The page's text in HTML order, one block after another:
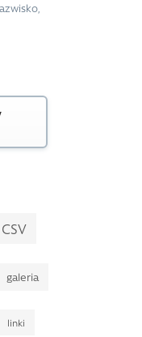
CSV
galeria
linki